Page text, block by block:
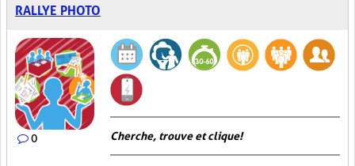
RALLYE PHOTO
0 Cherche, trouve et clique !